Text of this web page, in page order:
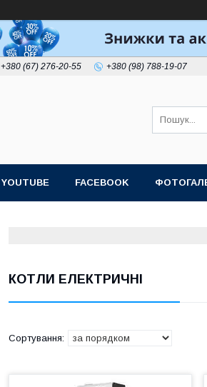
+380 (67) 276-20-55 +380 (98) 788-19-07
YOUTUBE FACEBOOK
КОТЛИ ЕЛЕКТРИЧНІ